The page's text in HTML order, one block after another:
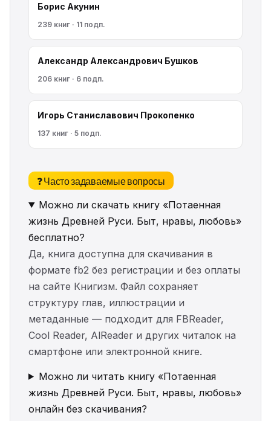
Борис Акунин
239 книг · 11 подп.
Александр Александрович Бушков
206 книг · 6 подп.
Игорь Станиславович Прокопенко
137 книг · 5 подп.
❓ Часто задаваемые вопросы
Можно ли скачать книгу «Потаенная
жизнь Древней Руси. Быт, нравы, любовь»
бесплатно?
Да, книга доступна для скачивания в
формате fb2 без регистрации и без оплаты
на сайте Книгизм. Файл сохраняет
структуру глав, иллюстрации и
метаданные — подходит для FBReader,
Cool Reader, AlReader и других читалок на
смартфоне или электронной книге.
Можно ли читать книгу «Потаенная
жизнь Древней Руси. Быт, нравы, любовь»
онлайн без скачивания?